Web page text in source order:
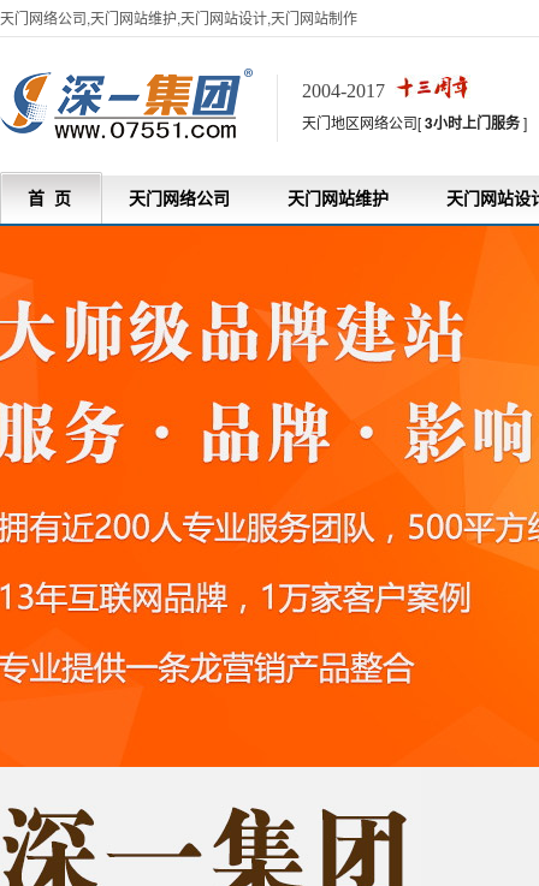
天门网络公司,天门网站维护,天门网站设计,天门网站制作
2004-2017
天门地区网络公司[3小时上门服务]
首 页 天门网络公司 天门网站维护 天门网站设